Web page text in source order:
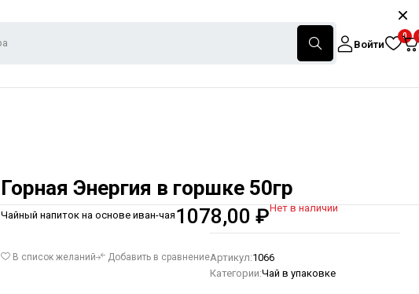
Войти
0
Горная Энергия в горшке 50гр
Чайный напиток на основе иван-чая 1078,00 ₽Нет в наличии
В список желаний Добавить в сравнениеАртикул:1066
Категории:Чай в упаковке